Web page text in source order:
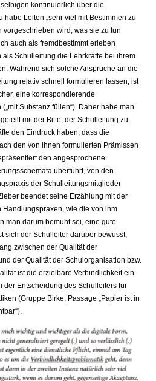
kontinuierlich über die
habe Leiten „sehr viel mit Bestimmen zu
vorgeschrieben wird, was sie zu tun
auch als fremdbestimmt erleben
Schulleitung die Lehrkräfte bei ihrem
Während sich solche Ansprüche an die
relativ schnell formulieren lassen, ist
eine korrespondierende
Substanz füllen“). Daher habe man
mit der Bitte, der Schulleitung zu
den Eindruck haben, dass die
den von ihnen formulierten Prämissen
den angesprochene
überführt, von den
der Schulleitungsmitglieder
beendet seine Erzählung mit der
wie die von ihm
man darum bemüht sei, eine gute
sich der Schulleiter darüber bewusst,
zwischen der Qualität der
der Qualität der Schulorganisation bzw.
ist die erzielbare Verbindlichkeit ein
der Entscheidung des Schulleiters für
(Gruppe Birke, Passage „Papier ist in